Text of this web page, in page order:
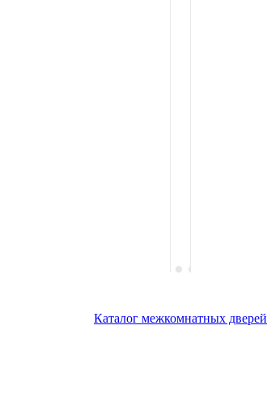
Каталог межкомнатных дверей